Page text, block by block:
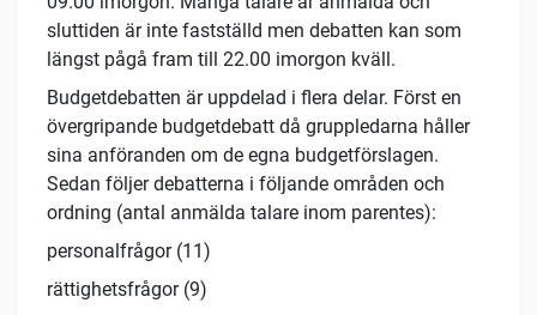
sluttiden är inte fastställd men debatten kan som
längst pågå fram till 22.00 imorgon kväll.
Budgetdebatten är uppdelad i flera delar. Först en
övergripande budgetdebatt då gruppledarna håller
sina anföranden om de egna budgetförslagen.
Sedan följer debatterna i följande områden och
ordning (antal anmälda talare inom parentes):
personalfrågor (11)
rättighetsfrågor (9)